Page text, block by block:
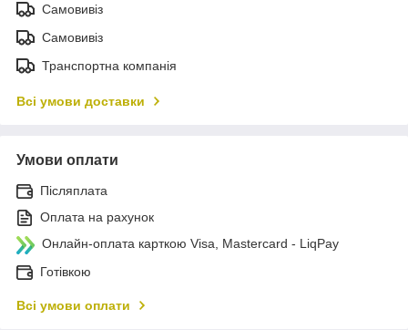
Самовивіз
Самовивіз
Транспортна компанія
Всі умови доставки
Умови оплати
Післяплата
Оплата на рахунок
Онлайн-оплата карткою Visa, Mastercard - LiqPay
Готівкою
Всі умови оплати